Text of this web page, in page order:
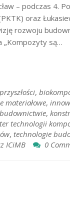
– podczas 4.
oraz
rozwoju
„Kompozyty są…
,
materiałowe,
,
technologii
, technologie
ICiMB 0